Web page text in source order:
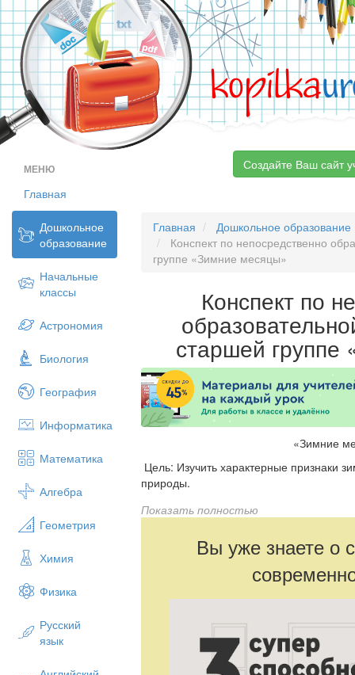
kopilka
МЕНЮ
Главная
Дошкольное
образование
Начальные
классы
Астрономия
Биология
География
Информатика
Математика
Алгебра
Геометрия
Химия
Физика
Русский
язык
Создайте Ваш сайт
Главная
Дошкольное образование
Конспект по непосредственно
группе «Зимние месяцы»
Конспект по
старшей
«Зимние
Цель: Изучить характерные признаки
природы.
Развивающие задачи:
Учить определять по признакам
Показать полностью
Вы уже знаете о